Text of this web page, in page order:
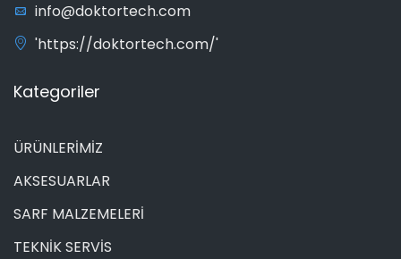
info@doktortech.com
'https://doktortech.com/'
Kategoriler
ÜRÜNLERİMİZ
AKSESUARLAR
SARF MALZEMELERİ
TEKNİK SERVİS